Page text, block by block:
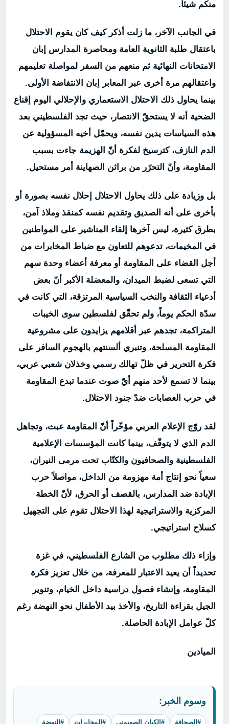
منكم شيئاً.
في الجانب الآخر، ما زلت أذكر كيف كان يقوم الاحتلال
باعتقال طلبة الثانوية العامة ومحاصرة المدارس إبان
الامتحانات النهائية ثم منعهم من السفر لمواصلة تعليمهم
واعتقالهم مرة أخرى عبر المعابر إبان الانتفاضة الأولى.
بينما يحاول ذلك الاحتلال الاستعماري والإحلالي اليوم إقناع
الضحية أنه لا يستحقّ الانتصار، حيث تجد الفلسطيني بعد
هذه السياسات يدين نفسه، ويحمّل أخيه المسؤولية عن
الدم النازف، كترسيخ لفكرة أنّ الهزيمة جاءت بسبب
المقاومة، وأنّ التحرّر من براثن الصهاينة أمر مستحيل.
بل وزيادة على ذلك يحاول الاحتلال إحلال نفسه بصورة أو
بأخرى على أنه الصديق وتقديم نفسه كمنقذ وملاذ آمن،
بطرق كثيرة، ليس آخرها إلقاء المناشير على المواطنين
في المخيمات، تدعوهم للتعاون مع ضباط المخابرات من
أجل القضاء على المقاومة أو معرفة أعضاء وحدة سهم
التي تسعى لضبط الميدان، والمعضلة الأكبر أنّ بعض
أدعياء الثقافة والنخب السياسية المرتزقة، التي كانت في
سدّة الحكم يوماً، ولم تحقّق لفلسطين سوى الخيبات
المتراكمة، تجدهم عبر أقلامهم يزايدون على مشروعية
المقاومة المسلحة، وتنبري ألسنتهم بالهجوم السافر على
فكرة التحرير في ظلّ تهالك رسمي وخذلان شعبي عربي،
بينما لا تسمع لأحد منهم أيّ صوت عندما تبدع المقاومة
في حرب العصابات ضدّ جنود الاحتلال.
لقد روّج الإعلام العربي مؤخّراً أنّ المقاومة عبث، وتجاهل
الدم الذي لا يتوقّف، بينما كانت المؤسسات الإعلامية
الفلسطينية والصحافيون والكتّاب تحت مرمى النيران،
سعياً نحو إنتاج أمة مهزومة من الداخل، مواصلاً حرب
الإبادة ضد المدارس، بالقصف أو الحرق، لأنّ الخطة
المركزية والاستراتيجية لهذا الاحتلال تقوم على التجهيل
كسلاح استراتيجي.
وإزاء ذلك مطلوب من الشارع الفلسطيني، في غزة
تحديداً أن يعيد الاعتبار للمعرفة، من خلال تعزيز فكرة
المقاومة، وإنشاء فصول دراسية داخل الخيام، وتنوير
الجيل بقراءة التاريخ، والأخذ بيد الأطفال نحو النهضة رغم
كلّ عوامل الإبادة الحاصلة.
الميادين
وسوم الخبر:
#الصحافة #الكيان الصهيوني #المخابرات #النهضة